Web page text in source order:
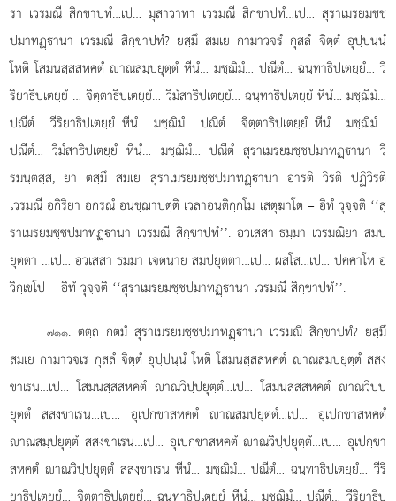
รา เวรมณี สิกฺขาปทํ…เป… มุสาวาทา เวรมณี สิกฺขาปทํ…เป… สุราเมรยมชฺช
ปมาทฏฺานา เวรมณี สิกฺขาปทํ? ยสฺมึ สมเย กามาวจรํ กุสลํ จิตฺตํ อุปฺปนฺนํ
โหติ โสมนสฺสสหคตํ าณสมฺปยุตฺตํ หีนํ… มชฺฌิมํ… ปณีตํ… ฉนฺทาธิปเตยฺยํ… วี
ริยาธิปเตยฺยํ … จิตฺตาธิปเตยฺยํ… วีมํสาธิปเตยฺยํ… ฉนฺทาธิปเตยฺยํ หีนํ… มชฺฌิมํ…
ปณีตํ… วีริยาธิปเตยฺยํ หีนํ… มชฺฌิมํ… ปณีตํ… จิตฺตาธิปเตยฺยํ หีนํ… มชฺฌิมํ…
ปณีตํ… วีมํสาธิปเตยฺยํ หีนํ… มชฺฌิมํ… ปณีตํ สุราเมรยมชฺชปมาทฏฺานา วิ
รมนฺตสฺส, ยา ตสฺมึ สมเย สุราเมรยมชฺชปมาทฏฺานา อารติ วิรติ ปฏิวิรติ
เวรมณี อกิริยา อกรณํ อนชฺฌาปตฺติ เวลาอนติกฺกโม เสตุฆาโต – อิทํ วุจฺจติ ‘‘สุ
ราเมรยมชฺชปมาทฏฺานา เวรมณี สิกฺขาปทํ’’. อวเสสา ธมฺมา เวรมณิยา สมฺป
ยุตฺตา …เป… อวเสสา ธมฺมา เจตนาย สมฺปยุตฺตา…เป… ผสฺโส…เป… ปคฺคาโห อ
วิกฺเขโป – อิทํ วุจฺจติ ‘‘สุราเมรยมชฺชปมาทฏฺานา เวรมณี สิกฺขาปทํ’’.
๗๑๑. ตตฺถ กตมํ สุราเมรยมชฺชปมาทฏฺานา เวรมณี สิกฺขาปทํ? ยสฺมึ
สมเย กามาวจเร กุสลํ จิตฺตํ อุปฺปนฺนํ โหติ โสมนสฺสสหคตํ าณสมฺปยุตฺตํ สสงฺ
ขาเรน…เป… โสมนสฺสสหคตํ าณวิปฺปยุตฺตํ…เป… โสมนสฺสสหคตํ าณวิปฺป
ยุตฺตํ สสงฺขาเรน…เป… อุเปกฺขาสหคตํ าณสมฺปยุตฺตํ…เป… อุเปกฺขาสหคตํ
าณสมฺปยุตฺตํ สสงฺขาเรน…เป… อุเปกฺขาสหคตํ าณวิปฺปยุตฺตํ…เป… อุเปกฺขา
สหคตํ าณวิปฺปยุตฺตํ สสงฺขาเรน หีนํ… มชฺฌิมํ… ปณีตํ… ฉนฺทาธิปเตยฺยํ… วีริ
ยาธิปเตยฺยํ… จิตฺตาธิปเตยฺยํ… ฉนฺทาธิปเตยฺยํ หีนํ… มชฺฌิมํ… ปณีตํ… วีริยาธิป